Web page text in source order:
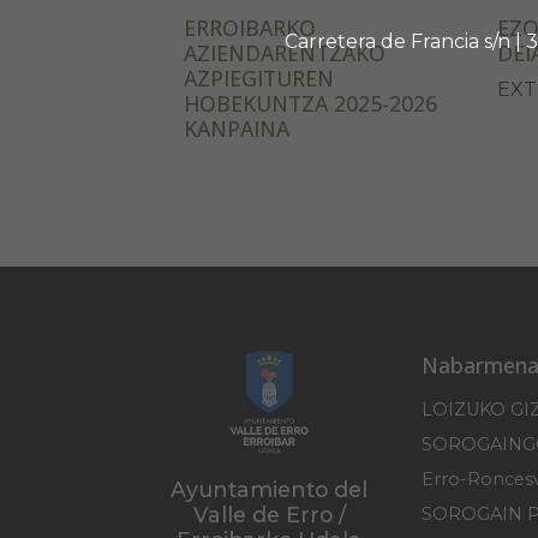
Carretera de Francia s/n |
ERROIBARKO
AZIENDARENTZAKO
AZPIEGITUREN
HOBEKUNTZA 2025-2026
KANPAINA
Ayuntamiento del
Valle de Erro /
LOIZUKO
SOROGAIN